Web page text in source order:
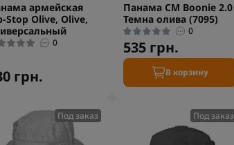
армейская
Stop Olive, Olive,
0
грн.
Панама CM Boonie 2.0
Темна олива (7095)
0
535 грн.
В корзину
Под заказ Под заказ